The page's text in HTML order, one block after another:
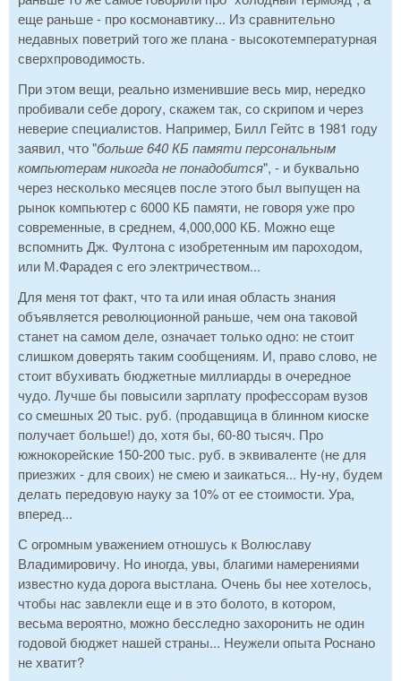
еще раньше - про космонавтику... Из сравнительно
недавных поветрий того же плана - высокотемпературная
сверхпроводимость.
При этом вещи, реально изменившие весь мир, нередко
пробивали себе дорогу, скажем так, со скрипом и через
неверие специалистов. Например, Билл Гейтс в 1981 году
заявил, что "больше 640 КБ памяти персональным
компьютерам никогда не понадобится", - и буквально
через несколько месяцев после этого был выпущен на
рынок компьютер с 6000 КБ памяти, не говоря уже про
современные, в среднем, 4,000,000 КБ. Можно еще
вспомнить Дж. Фултона с изобретенным им пароходом,
или М.Фарадея с его электричеством...
Для меня тот факт, что та или иная область знания
объявляется революционной раньше, чем она таковой
станет на самом деле, означает только одно: не стоит
слишком доверять таким сообщениям. И, право слово, не
стоит вбухивать бюджетные миллиарды в очередное
чудо. Лучше бы повысили зарплату профессорам вузов
со смешных 20 тыс. руб. (продавщица в блинном киоске
получает больше!) до, хотя бы, 60-80 тысяч. Про
южнокорейские 150-200 тыс. руб. в эквиваленте (не для
приезжих - для своих) не смею и заикаться... Ну-ну, будем
делать передовую науку за 10% от ее стоимости. Ура,
вперед...
С огромным уважением отношусь к Волюславу
Владимировичу. Но иногда, увы, благими намерениями
известно куда дорога выстлана. Очень бы нее хотелось,
чтобы нас завлекли еще и в это болото, в котором,
весьма вероятно, можно бесследно захоронить не один
годовой бюджет нашей страны... Неужели опыта Роснано
не хватит?